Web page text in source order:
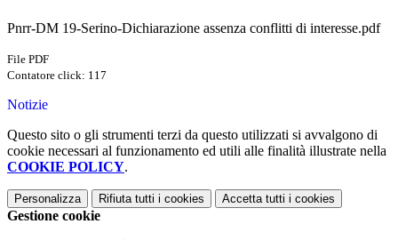
Pnrr-DM 19-Serino-Dichiarazione assenza conflitti di interesse.pdf
File PDF
Contatore click: 117
Notizie
Questo sito o gli strumenti terzi da questo utilizzati si avvalgono di
cookie necessari al funzionamento ed utili alle finalità illustrate nella
COOKIE POLICY.
Personalizza Rifiuta tutti i cookies Accetta tutti i cookies
Gestione cookie